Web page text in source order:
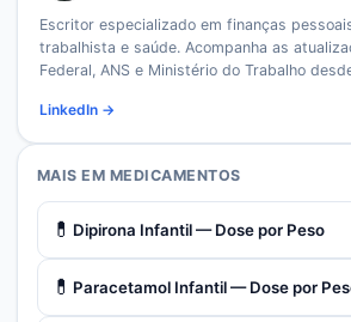
Escritor especializado em finanças
trabalhista e saúde. Acompanha as
Federal, ANS e Ministério do Trabalho
LinkedIn →
MAIS EM MEDICAMENTOS
💊 Dipirona Infantil — Dose por Peso
💊 Paracetamol Infantil — Dose por